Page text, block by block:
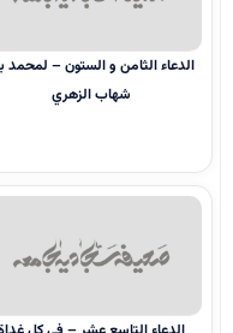
الدعاء الثامن و الستون – لمحمد بن
شهاب الزهري